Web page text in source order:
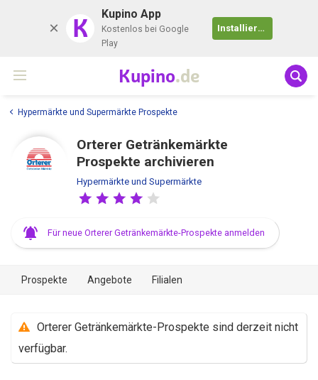
K Kupino App
Kostenlos bei Google
Play
Installieren
Kupino.de
Hypermärkte und Supermärkte Prospekte
Orterer Getränkemärkte
Prospekte archivieren
Hypermärkte und Supermärkte
Für neue Orterer Getränkemärkte-Prospekte anmelden
Prospekte Angebote Filialen
Orterer Getränkemärkte-Prospekte sind derzeit nicht
verfügbar.